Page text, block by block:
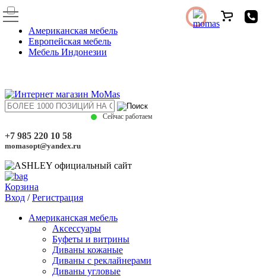
Американская мебель
Европейская мебель
Мебель Индонезии
Сейчас работаем
+7 985 220 10 58
momasopt@yandex.ru
Корзина
Вход /Регистрация
Американская мебель
Аксессуары
Буфеты и витрины
Диваны кожаные
Диваны с реклайнерами
Диваны угловые